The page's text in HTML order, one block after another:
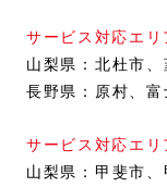
サービス対応エ
山梨県： 北杜市
長野県： 原村 富
サービス対応エ
山梨県： 甲斐市